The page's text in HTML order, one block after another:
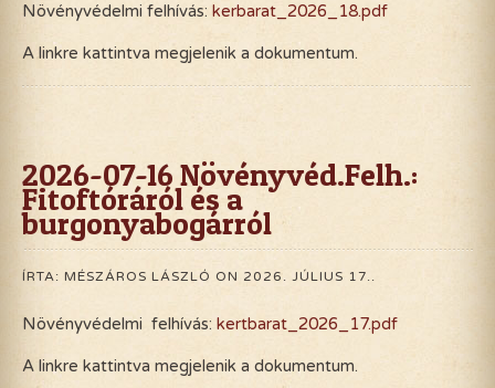
Növényvédelmi felhívás: kerbarat_2026_18.pdf
A linkre kattintva megjelenik a dokumentum.
2026-07-16 Növényvéd.Felh.:
Fitoftóráról és a
burgonyabogárról
ÍRTA: MÉSZÁROS LÁSZLÓ ON 2026. JÚLIUS 17..
Növényvédelmi felhívás: kertbarat_2026_17.pdf
A linkre kattintva megjelenik a dokumentum.